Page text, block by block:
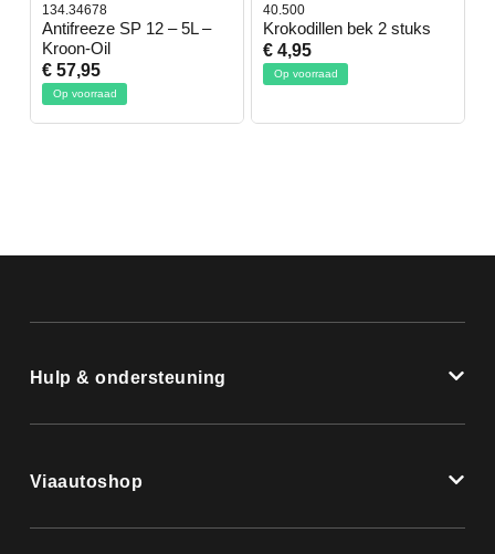
134.34678
Antifreeze SP 12 – 5L –
Kroon-Oil
€ 57,95
Op voorraad
40.500
Krokodillen bek 2 stuks
€ 4,95
Op voorraad
Hulp & ondersteuning
Viaautoshop